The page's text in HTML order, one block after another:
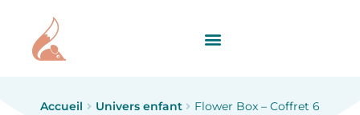
Accueil Univers enfant
Flower Box – Coffret 6